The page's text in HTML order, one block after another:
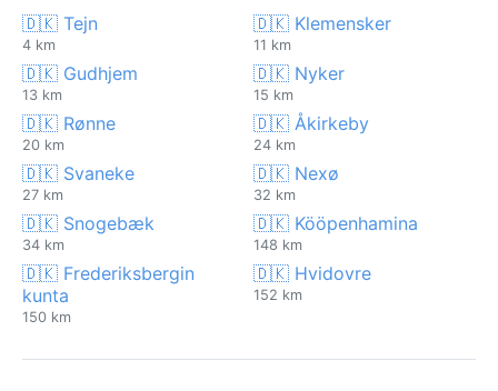
🇩🇰 Tejn
4 km
🇩🇰 Klemensker
11 km
🇩🇰 Gudhjem
13 km
🇩🇰 Nyker
15 km
🇩🇰 Rønne
20 km
🇩🇰 Åkirkeby
24 km
🇩🇰 Svaneke
27 km
🇩🇰 Nexø
32 km
🇩🇰 Snogebæk
34 km
🇩🇰 Kööpenhamina
148 km
🇩🇰 Frederiksbergin
kunta
150 km
🇩🇰 Hvidovre
152 km